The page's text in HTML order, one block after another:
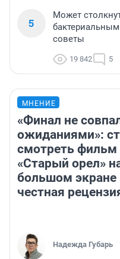
5
Может
советы
19 842 5
МНЕНИЕ
«Финал не
ожиданиями»:
смотреть фильм
«Старый орел»
большом
честная
Надежда Губарь